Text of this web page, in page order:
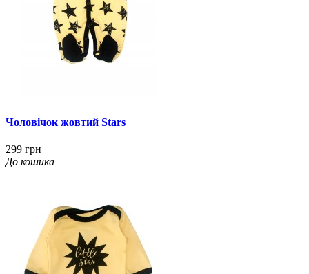
Чоловічок жовтий Stars
299 грн
До кошика